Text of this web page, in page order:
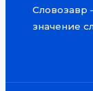
Словозавр
значение